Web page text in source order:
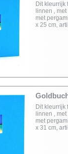
Dit kleurrijk
linnen ,
met
x 25 cm,
Dit kleurrijk
linnen ,
met
x 31 cm,